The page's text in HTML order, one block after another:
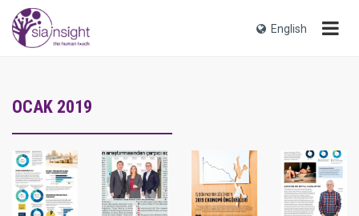
English
OCAK 2019